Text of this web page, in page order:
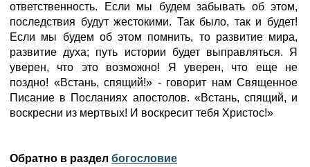
ответственность. Если мы будем забывать об этом,
последствия будут жестокими. Так было, так и будет!
Если мы будем об этом помнить, то развитие мира,
развитие духа; путь истории будет выправляться. Я
уверен, что это возможно! Я уверен, что еще не
поздно! «Встань, спящий!» - говорит нам Священное
Писание в Посланиях апостолов. «Встань, спящий, и
воскресни из мертвых! И воскресит тебя Христос!»
Обратно в раздел богословие